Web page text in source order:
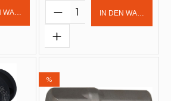
Gib den
WARENKORB Produkt Anzahl:
IN DEN
%